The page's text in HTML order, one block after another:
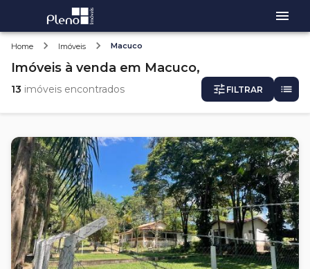
Home Imóveis Macuco
Imóveis à venda em Macuco,
13 imóveis encontrados FILTRAR